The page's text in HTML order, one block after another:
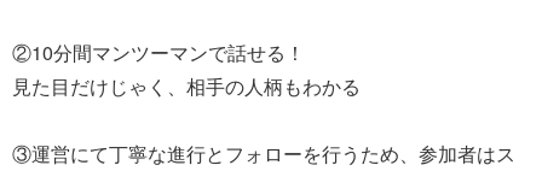
②10分間マンツーマンで話せる！
見た目だけじゃく、相手の人柄もわかる
③運営にて丁寧な進行とフォローを行うため、参加者はス